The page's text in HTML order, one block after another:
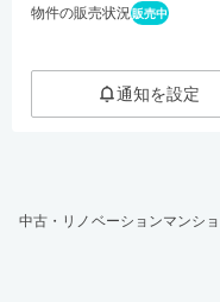
物件の販売状況販売中
通知を設定
中古・リノベーションマンシ